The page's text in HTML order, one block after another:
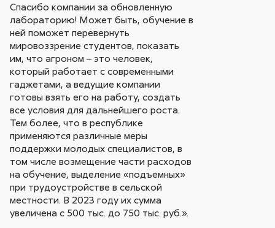
Спасибо компании за обновленную
лабораторию! Может быть, обучение в
ней поможет перевернуть
мировоззрение студентов, показать
им, что агроном – это человек,
который работает с современными
гаджетами, а ведущие компании
готовы взять его на работу, создать
все условия для дальнейшего роста.
Тем более, что в республике
применяются различные меры
поддержки молодых специалистов, в
том числе возмещение части расходов
на обучение, выделение «подъемных»
при трудоустройстве в сельской
местности. В 2023 году их сумма
увеличена с 500 тыс. до 750 тыс. руб.».